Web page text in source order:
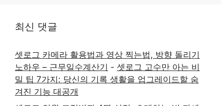
최신 댓글
셋로그 카메라 활용법과 영상 찍는법, 방향 돌리기
노하우 – 근무일수계산기 - 셋로그 고수만 아는 비
밀 팁 7가지: 당신의 기록 생활을 업그레이드할 숨
겨진 기능 대공개